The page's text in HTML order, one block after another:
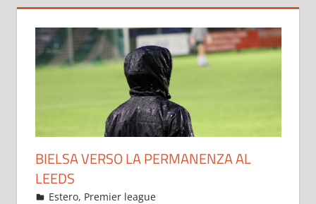
BIELSA VERSO LA PERMANENZA AL
LEEDS
Maggio 25, 2021
admin
Estero, Premier league